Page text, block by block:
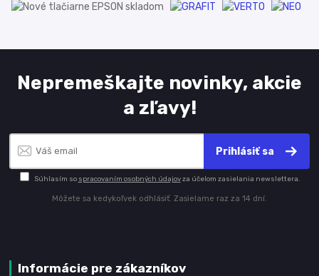
Nepremeškajte novinky, akcie
a zľavy!
Prihlásiť sa
Súhlasím so spracovaním osobných údajovza účelom zasielania newslettera.
Môžete sa kedykoľvek odhlásiť. Zasielame raz za 14 dní.
Informácie pre zákazníkov